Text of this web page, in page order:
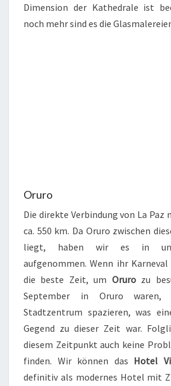
Dimension der Kathedrale ist
noch mehr sind es die
Oruro
Die direkte Verbindung von La Paz
ca. 550 km. Da Oruro zwischen
liegt, haben wir es in
aufgenommen. Wenn ihr
die beste Zeit, um Orurozu
September in Oruro
Stadtzentrum spazieren, was
Gegend zu dieser Zeit war.
diesem Zeitpunkt auch keine
finden. Wir können das Hotel
definitiv als modernes Hotel mit